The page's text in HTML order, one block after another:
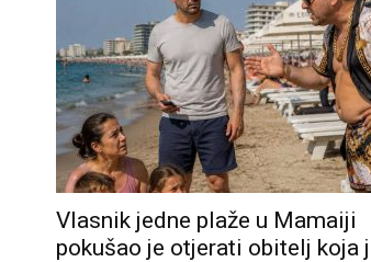
Vlasnik jedne plaže u Mamaiji
pokušao je otjerati obitelj koja